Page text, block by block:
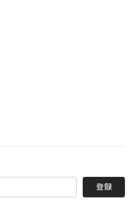
登録